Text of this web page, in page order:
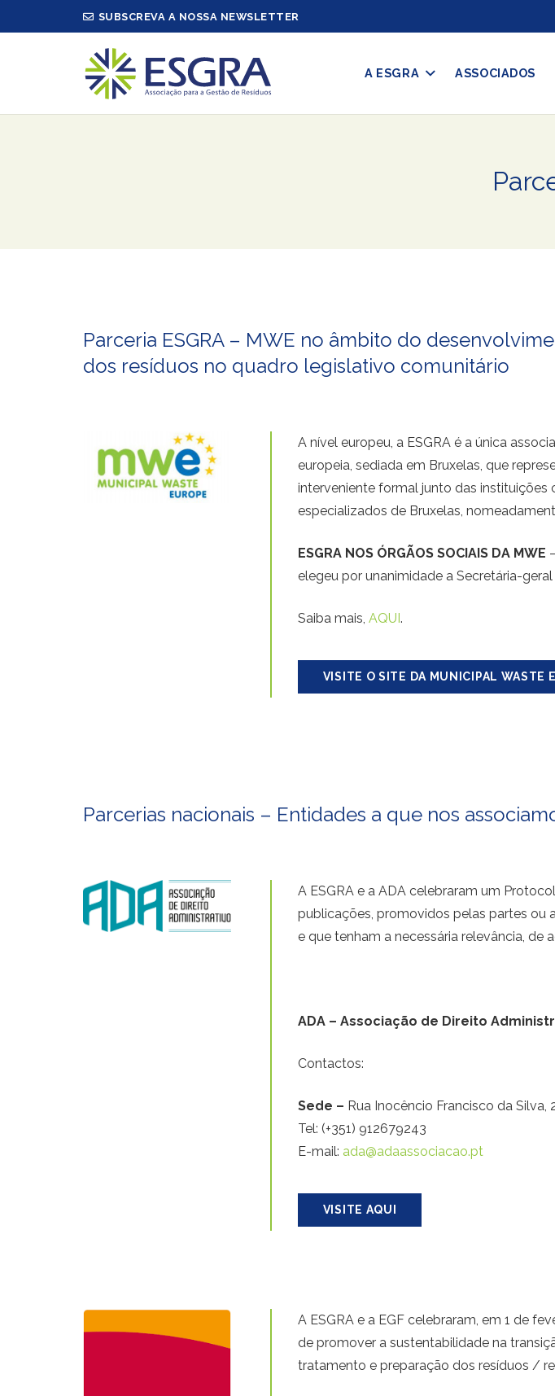
SUBSCREVA A NOSSA NEWSLETTER
A ESGRA ASSOCIADOS
Parceria ESGRA – MWE no âmbito do
dos resíduos no quadro legislativo comunitário
A nível europeu, a ESGRA é a única
europeia, sediada em Bruxelas, que
interveniente formal junto das instituições
especializados de Bruxelas,
ESGRA NOS ÓRGÃOS SOCIAIS DA MWE
elegeu por unanimidade a Secretária-geral
Saiba mais, AQUI.
VISITE O SITE DA MUNICIPAL WASTE
Parcerias nacionais – Entidades a que nos
A ESGRA e a ADA celebraram um
publicações, promovidos pelas partes ou
e que tenham a necessária relevância, de
ADA – Associação de Direito
Contactos:
Sede – Rua Inocêncio Francisco da Silva,
Tel: (+351) 912679243
E-mail: ada@adaassociacao.pt
VISITE AQUI
A ESGRA e a EGF celebraram, em 1 de
de promover a sustentabilidade na
tratamento e preparação dos resíduos /